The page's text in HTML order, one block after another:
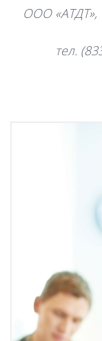
ООО «АТДТ»,
тел.